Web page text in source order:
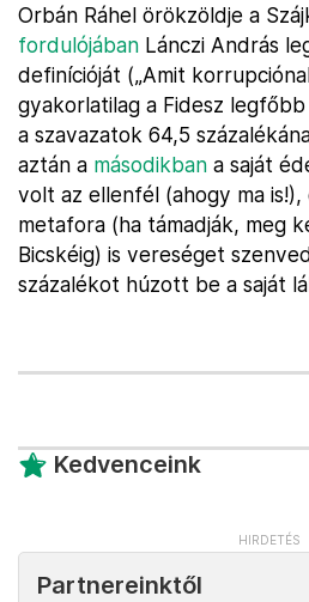
Orbán Ráhel örökzöldje a
fordulójában Lánczi András
definícióját („Amit
gyakorlatilag a Fidesz
a szavazatok 64,5
aztán a másodikban a saját
volt az ellenfél (ahogy ma is!),
metafora (ha támadják, meg
Bicskéig) is vereséget
százalékot húzott be a saját
Kedvenceink
Partnereinktől